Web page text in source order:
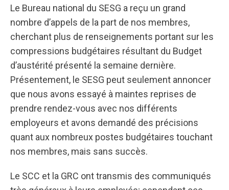
Le Bureau national du SESG a reçu un grand
nombre d’appels de la part de nos membres,
cherchant plus de renseignements portant sur les
compressions budgétaires résultant du Budget
d’austérité présenté la semaine dernière.
Présentement, le SESG peut seulement annoncer
que nous avons essayé à maintes reprises de
prendre rendez-vous avec nos différents
employeurs et avons demandé des précisions
quant aux nombreux postes budgétaires touchant
nos membres, mais sans succès.
Le SCC et la GRC ont transmis des communiqués